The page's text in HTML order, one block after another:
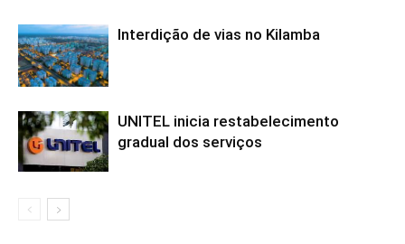
Interdição de vias no Kilamba
UNITEL inicia restabelecimento
gradual dos serviços